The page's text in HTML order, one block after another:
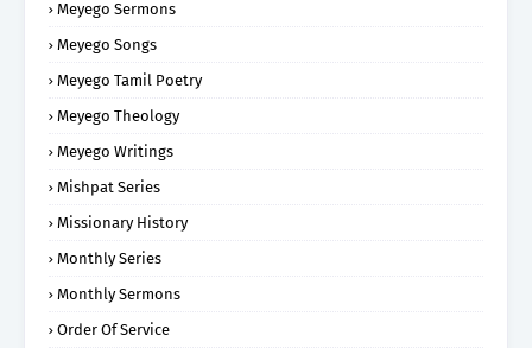
Meyego Sermons
Meyego Songs
Meyego Tamil Poetry
Meyego Theology
Meyego Writings
Mishpat Series
Missionary History
Monthly Series
Monthly Sermons
Order Of Service